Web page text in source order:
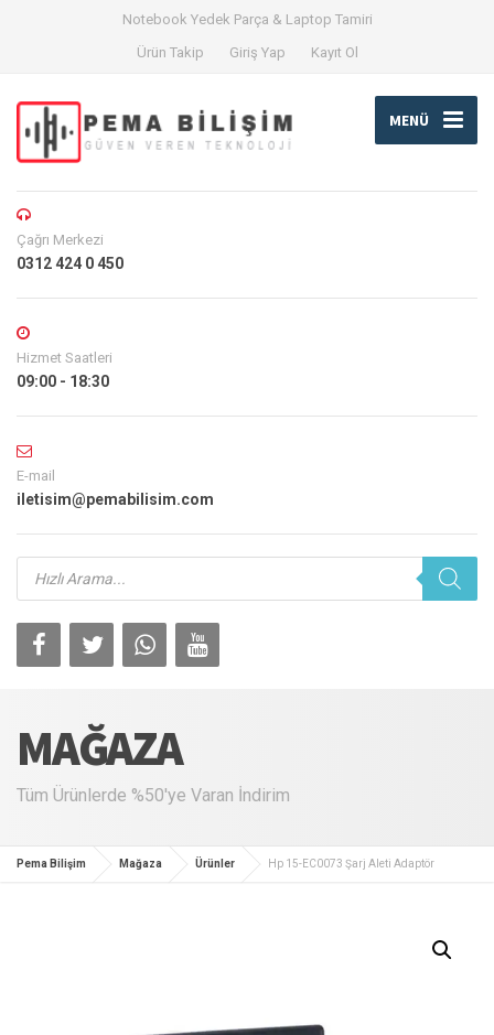
Notebook Yedek Parça & Laptop Tamiri
Ürün Takip
Giriş Yap Kayıt Ol
MENÜ
Çağrı Merkezi
0312 424 0 450
Hizmet Saatleri
09:00 - 18:30
E-mail
iletisim@pemabilisim.com
Products
search
MAĞAZA
Tüm Ürünlerde %50'ye Varan İndirim
Pema Bilişim Mağaza Ürünler Hp 15-EC0073 Şarj Aleti Adaptör